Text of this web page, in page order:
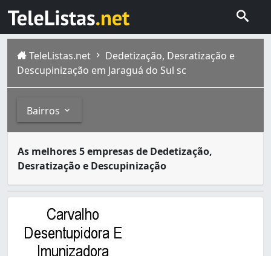
TeleListas.net
Dedetização, Desratização e
Descupinização em Jaraguá do Sul sc
Bairros
Czerniewicz (1)
Vila Nova (1)
Água Verde (1)
As melhores 5 empresas de Dedetização,
Desratização e Descupinização
Jaraguá do Sul é um município do estado de Santa